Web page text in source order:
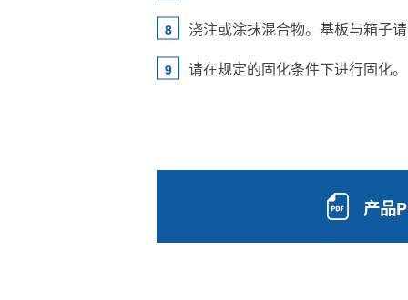
浇注或涂抹混合物。基板与箱子
请在规定的固化条件下进行固化。
产品